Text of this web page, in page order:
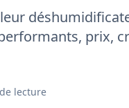
prix,
lecture